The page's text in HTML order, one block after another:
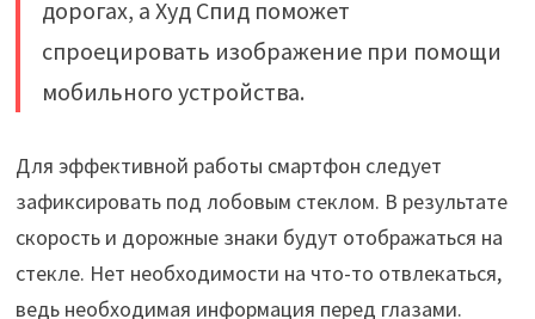
дорогах, а Худ Спид поможет
спроецировать изображение при помощи
мобильного устройства.
Для эффективной работы смартфон следует
зафиксировать под лобовым стеклом. В результате
скорость и дорожные знаки будут отображаться на
стекле. Нет необходимости на что-то отвлекаться,
ведь необходимая информация перед глазами.